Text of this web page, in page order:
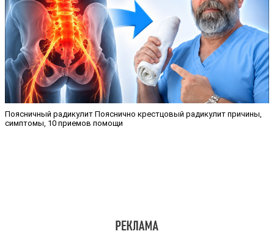
Поясничный радикулит Пояснично крестцовый радикулит причины,
симптомы, 10 приемов помощи